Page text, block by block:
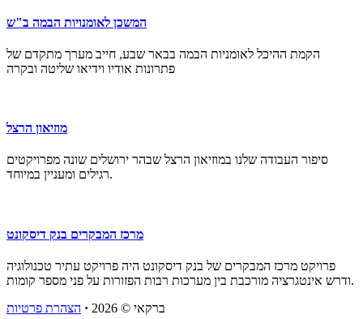
המשכן לאומנויות הבמה ב"ש
הקמת ההיכל לאומניות הבמה בבאר שבע, חייב מערך מתקדם של
פתרונות אודיו וידיאו שליטה ובקרה
מוזיאון הרצל
סיפור העבודה שלנו במוזיאון הרצל שבהר ירושלים שונה מפרויקטים
רגילים ומעניין במיוחד.
מרכז המבקרים בנק דיסקונט
פרויקט מרכז המבקרים של בנק דיסקונט היה פרויקט עתיר טכנולוגיה
ודרש אינטגרציה מורכבת בין מערכות רבות הפזורות על פני מספר קומות.
ברקאי © 2026
· הצהרת פרטיות